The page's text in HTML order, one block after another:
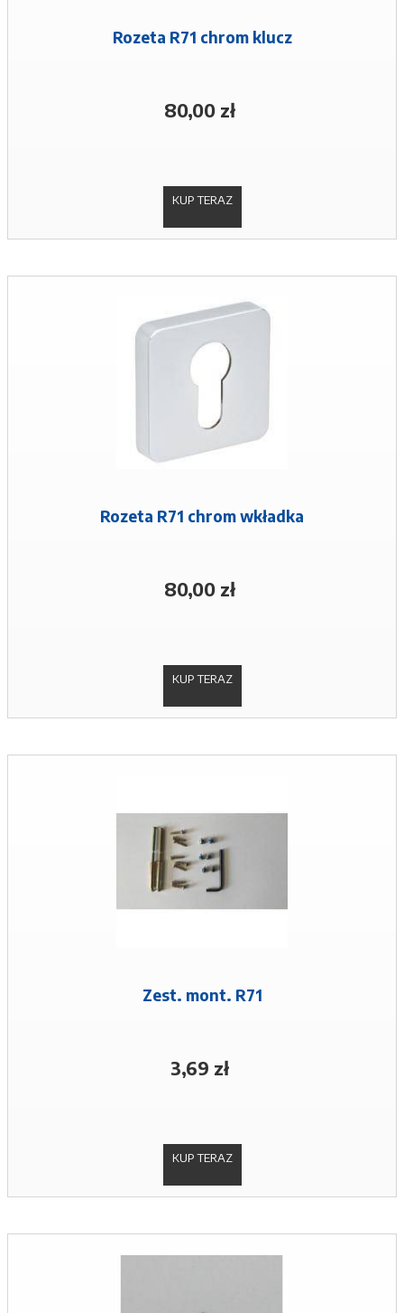
Rozeta R71 chrom klucz
80,00 zł
KUP TERAZ
Rozeta R71 chrom wkładka
80,00 zł
KUP TERAZ
Zest. mont. R71
3,69 zł
KUP TERAZ